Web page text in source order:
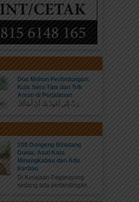
Doa Mohon Perlindungan:
Kuis Seru Tips dan Trik
Aman di Perjalanan
رَبِّ إِنِّي أَعُوذُ بِكَ أَنْ أَسْأَلَكَ...
100 Dongeng Binatang
Dunia: Asal Kata
Minangkabau dan Adu
Kerbau
Di Kerajaan Pagaruyung
sedang ada pertandingan...